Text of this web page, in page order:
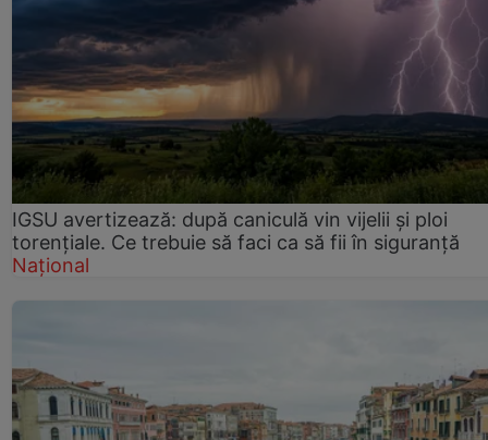
IGSU avertizează: după caniculă vin vijelii și ploi
torențiale. Ce trebuie să faci ca să fii în siguranță
Național